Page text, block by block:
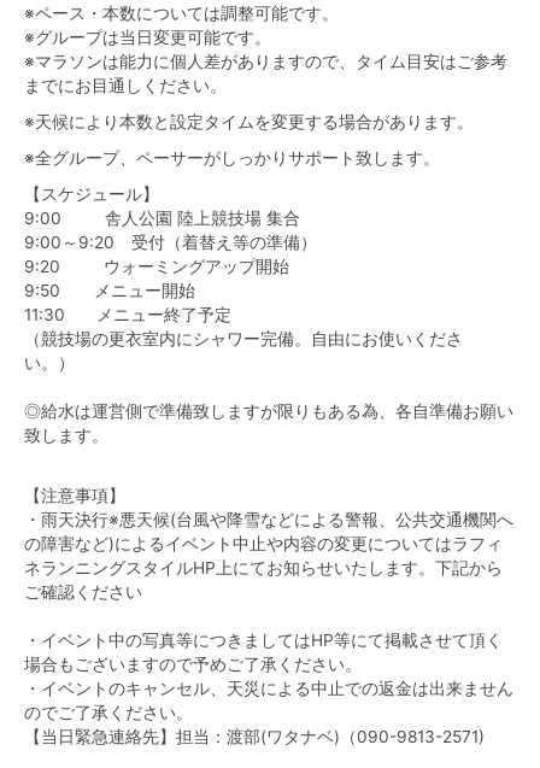
※ペース・本数については調整可能です。
※グループは当日変更可能です。
※マラソンは能力に個人差がありますので、タイム目安はご参考
までにお目通しください。
※天候により本数と設定タイムを変更する場合があります。
※全グループ、ペーサーがしっかりサポート致します。
【スケジュール】
9:00 舎人公園 陸上競技場 集合
9:00～9:20 受付（着替え等の準備）
9:20 ウォーミングアップ開始
9:50 メニュー開始
11:30 メニュー終了予定
（競技場の更衣室内にシャワー完備。自由にお使いくださ
い。）
◎給水は運営側で準備致しますが限りもある為、各自準備お願い
致します。
【注意事項】
・雨天決行※悪天候(台風や降雪などによる警報、公共交通機関へ
の障害など)によるイベント中止や内容の変更についてはラフィ
ネランニングスタイルHP上にてお知らせいたします。下記から
ご確認ください
・イベント中の写真等につきましてはHP等にて掲載させて頂く
場合もございますので予めご了承ください。
・イベントのキャンセル、天災による中止での返金は出来ません
のでご了承ください。
【当日緊急連絡先】担当：渡部(ワタナベ)（090-9813-2571)